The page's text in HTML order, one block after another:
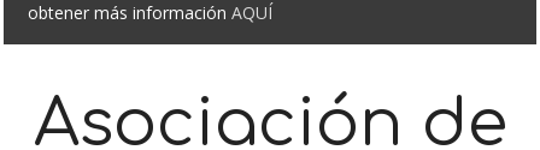
Asociación de
obtener más información AQUÍ